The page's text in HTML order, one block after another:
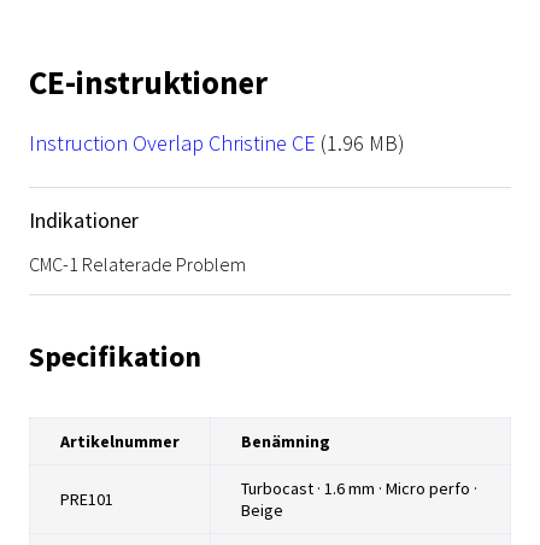
CE-instruktioner
File
Instruction Overlap Christine CE (1.96 MB)
Indikationer
CMC-1 Relaterade Problem
Specifikation
Artikelnummer Benämning
PRE101
Turbocast · 1.6 mm · Micro perfo ·
Beige